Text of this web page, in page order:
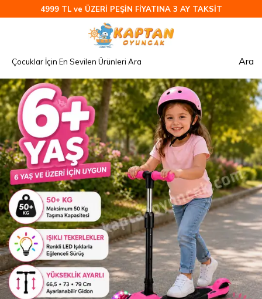
4999 TL ve ÜZERİ PEŞİN FİYATINA 3 AY TAKSİT
Ara